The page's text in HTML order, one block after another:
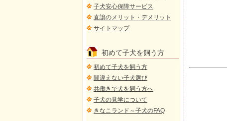
子犬安心保障サービス
直譲のメリット・デメリット
サイトマップ
初めて子犬を飼う方
初めて子犬を飼う方
間違えない子犬選び
共働きで犬を飼う方へ
子犬の見学について
きなこランド～子犬のFAQ